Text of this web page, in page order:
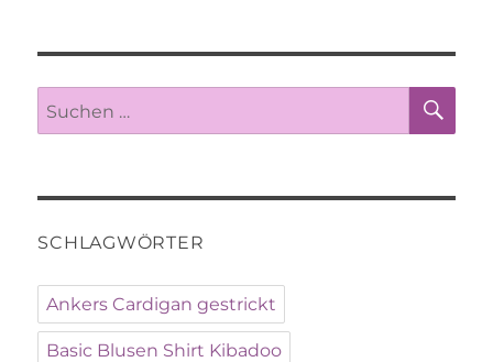
Suche
nach:
SCHLAGWÖRTER
Ankers Cardigan gestrickt
Basic Blusen Shirt Kibadoo